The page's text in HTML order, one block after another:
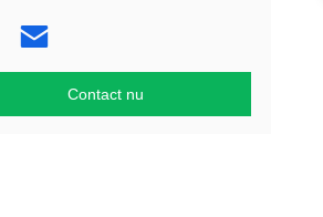
Contact nu